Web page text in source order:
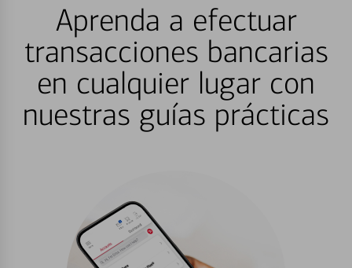
Aprenda a efectuar
transacciones bancarias
en cualquier lugar con
nuestras guías prácticas